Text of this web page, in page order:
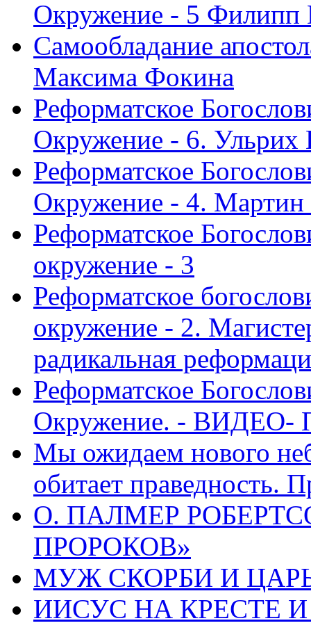
Окружение - 5 Филипп
Самообладание
Максима Фокина
Реформатское
Окружение - 6. Ульрих
Реформатское
Окружение - 4.
Реформатское
окружение - 3
Реформатское
окружение - 2.
радикальная
Реформатское
Окружение. - ВИДЕО-
Мы ожидаем нового
обитает праведность.
О. ПАЛМЕР
ПРОРОКОВ»
МУЖ СКОРБИ И ЦАРЬ
ИИСУС НА КРЕСТЕ